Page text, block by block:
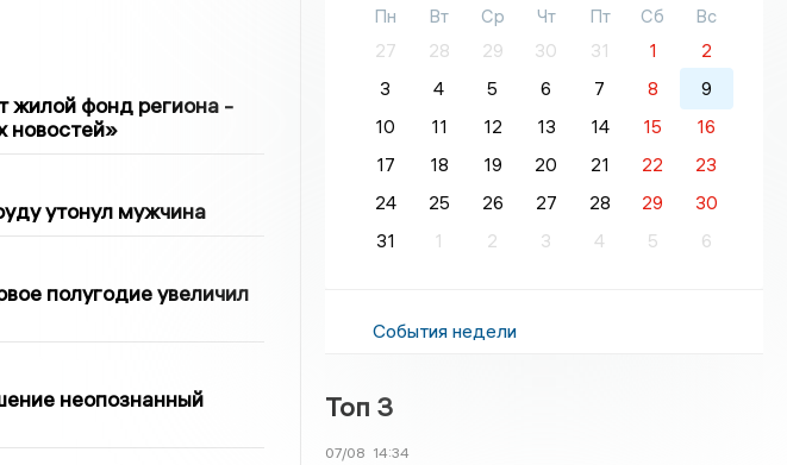
жилой фонд региона -
новостей»
утонул мужчина
полугодие увеличил
неопознанный
Пн Вт Ср Чт Пт Сб
Вс
27
28 29 30 31 1
2
3
4 5 6 7 8
9
10
11 12 13 14 15
16
17
18 19 20 21 22
23
24
25 26 27 28 29
30
31
1 2 3 4 5 6
События недели
Топ 3
07/08 14:34